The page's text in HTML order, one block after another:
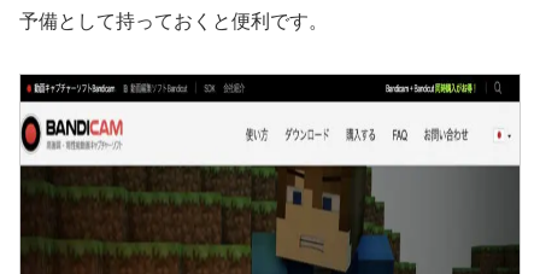
予備として持っておくと便利です。